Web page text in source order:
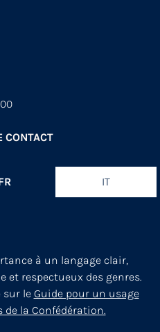
CONTACT
IT
à un langage clair,
et respectueux des genres.
sur le Guide pour un usage
la Confédération.